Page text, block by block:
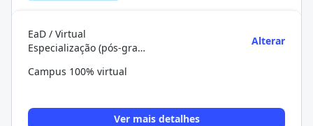
EaD / Virtual
Especialização (pós-graduação)
Alterar
Campus 100% virtual
Ver mais detalhes